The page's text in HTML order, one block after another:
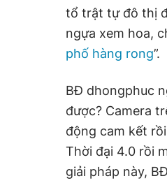
tổ trật tự đô thị
ngựa xem hoa,
phố hàng rong”.
BĐ dhongphuc
được? Camera
động cam kết
Thời đại 4.0 rồi
giải pháp này,